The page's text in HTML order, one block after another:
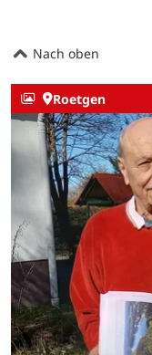
Nach oben
Roetgen